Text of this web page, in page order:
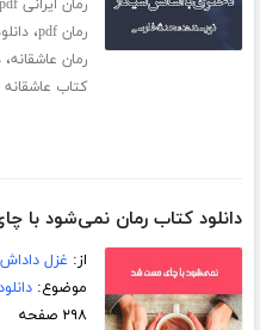
رمان ایرانی pdf
رمان pdf ،
رمان عاشقانه،
کتاب عاشقانه
دانلود کتاب رمان نمی‌شود
از: غزل داداش
موضوع:
۲۹۸ صفحه